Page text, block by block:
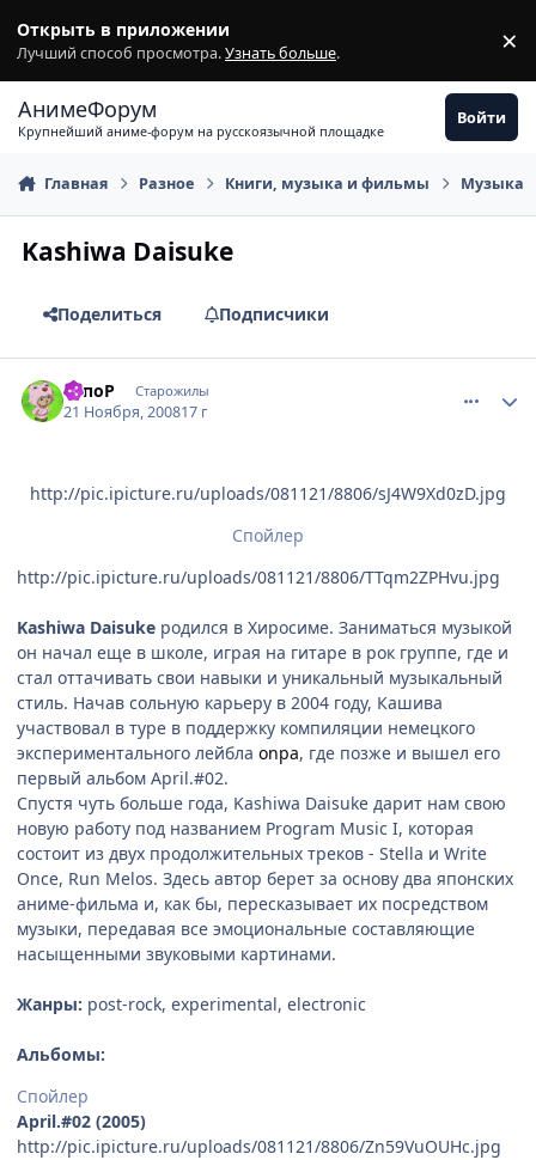
Открыть в приложении
Лучший способ просмотра.Узнать больше. ×
АнимеФорум
Крупнейший аниме-форум на русскоязычной площадке
Войти
Главная Разное Книги, музыка и фильмы Музыка
Kashiwa Daisuke
Поделиться Подписчики
ТопоР Старожилы
21 Ноября, 200817 г
http://pic.ipicture.ru/uploads/081121/8806/sJ4W9Xd0zD.jpg
Спойлер
http://pic.ipicture.ru/uploads/081121/8806/TTqm2ZPHvu.jpg
Kashiwa Daisuke родился в Хиросиме. Заниматься музыкой
он начал еще в школе, играя на гитаре в рок группе, где и
стал оттачивать свои навыки и уникальный музыкальный
стиль. Начав сольную карьеру в 2004 году, Кашива
участвовал в туре в поддержку компиляции немецкого
экспериментального лейбла onpa, где позже и вышел его
первый альбом April.#02.
Cпустя чуть больше года, Kashiwa Daisuke дарит нам свою
новую работу под названием Program Music I, которая
состоит из двух продолжительных треков - Stella и Write
Once, Run Melos. Здесь автор берет за основу два японских
аниме-фильма и, как бы, пересказывает их посредством
музыки, передавая все эмоциональные составляющие
насыщенными звуковыми картинами.
Жанры: post-rock, experimental, electronic
Альбомы:
Спойлер
April.#02 (2005)
http://pic.ipicture.ru/uploads/081121/8806/Zn59VuOUHc.jpg